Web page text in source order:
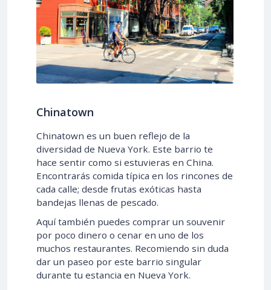
Chinatown
Chinatown es un buen reflejo de la
diversidad de Nueva York. Este barrio te
hace sentir como si estuvieras en China.
Encontrarás comida típica en los rincones de
cada calle; desde frutas exóticas hasta
bandejas llenas de pescado.
Aquí también puedes comprar un souvenir
por poco dinero o cenar en uno de los
muchos restaurantes. Recomiendo sin duda
dar un paseo por este barrio singular
durante tu estancia en Nueva York.